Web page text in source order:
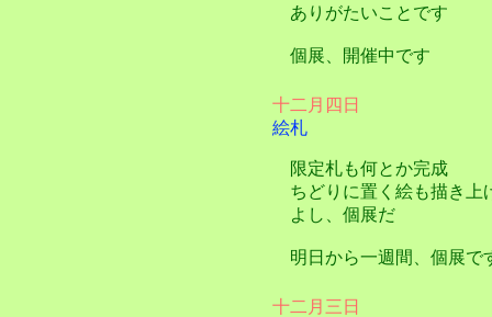
ありがたいことです
個展、開催中です
十二月四日
絵札
限定札も何とか完成
ちどりに置く絵も描き上
よし、個展だ
明日から一週間、個展で
十二月三日